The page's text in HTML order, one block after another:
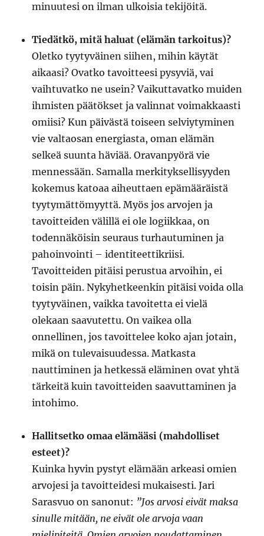
minuutesi on ilman ulkoisia tekijöitä.
Tiedätkö, mitä haluat (elämän tarkoitus)?
Oletko tyytyväinen siihen, mihin käytät
aikaasi? Ovatko tavoitteesi pysyviä, vai
vaihtuvatko ne usein? Vaikuttavatko muiden
ihmisten päätökset ja valinnat voimakkaasti
omiisi? Kun päivästä toiseen selviytyminen
vie valtaosan energiasta, oman elämän
selkeä suunta häviää. Oravanpyörä vie
mennessään. Samalla merkityksellisyyden
kokemus katoaa aiheuttaen epämääräistä
tyytymättömyyttä. Myös jos arvojen ja
tavoitteiden välillä ei ole logiikkaa, on
todennäköisin seuraus turhautuminen ja
pahoinvointi – identiteettikriisi.
Tavoitteiden pitäisi perustua arvoihin, ei
toisin päin. Nykyhetkeenkin pitäisi voida olla
tyytyväinen, vaikka tavoitetta ei vielä
olekaan saavutettu. On vaikea olla
onnellinen, jos tavoittelee koko ajan jotain,
mikä on tulevaisuudessa. Matkasta
nauttiminen ja hetkessä eläminen ovat yhtä
tärkeitä kuin tavoitteiden saavuttaminen ja
intohimo.
Hallitsetko omaa elämääsi (mahdolliset
esteet)?
Kuinka hyvin pystyt elämään arkeasi omien
arvojesi ja tavoitteidesi mukaisesti. Jari
Sarasvuo on sanonut: ”Jos arvosi eivät maksa
sinulle mitään, ne eivät ole arvoja vaan